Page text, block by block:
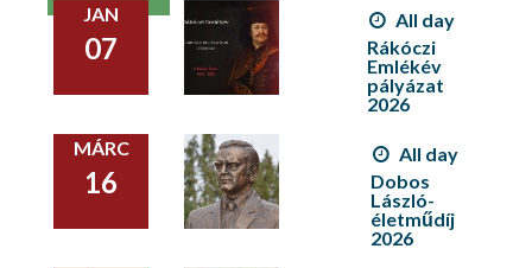
JAN
07
All day
Rákóczi
Emlékév
pályázat
2026
MÁRC
16
All day
Dobos
László-
életműdíj
2026